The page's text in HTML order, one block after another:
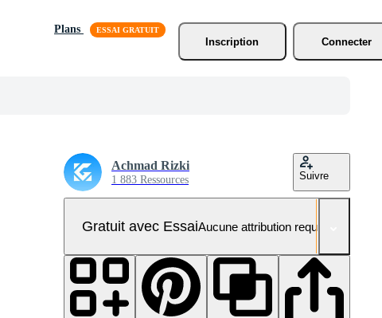
Plans
Inscription
Connecter
Achmad Rizki
1 883 Ressources Suivre
Gratuit avec EssaiAucune attribution requise